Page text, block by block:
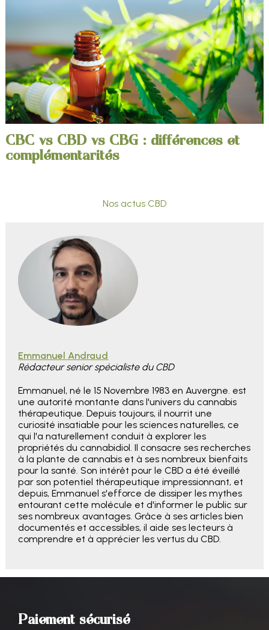
CBC vs CBD vs CBG : différences et
complémentarités
Nos actus CBD
Emmanuel Andraud
Rédacteur senior spécialiste du CBD
Emmanuel, né le 15 Novembre 1983 en Auvergne. est
une autorité montante dans l'univers du cannabis
thérapeutique. Depuis toujours, il nourrit une
curiosité insatiable pour les sciences naturelles, ce
qui l'a naturellement conduit à explorer les
propriétés du cannabidiol. Il consacre ses recherches
à la plante de cannabis et à ses nombreux bienfaits
pour la santé. Son intérêt pour le CBD a été éveillé
par son potentiel thérapeutique impressionnant, et
depuis, Emmanuel s'efforce de dissiper les mythes
entourant cette molécule et d'informer le public sur
ses nombreux avantages. Grâce à ses articles bien
documentés et accessibles, il aide ses lecteurs à
comprendre et à apprécier les vertus du CBD.
Paiement sécurisé